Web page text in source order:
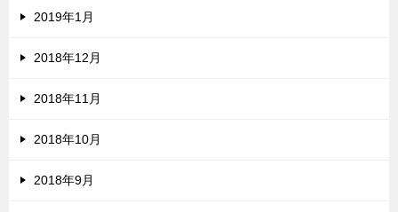
2019年1月
2018年12月
2018年11月
2018年10月
2018年9月